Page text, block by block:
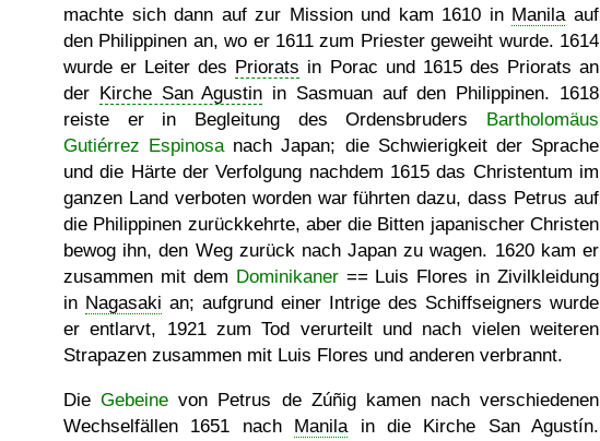
machte sich dann auf zur Mission und kam 1610 in Manilaauf
den Philippinen an, wo er 1611 zum Priester geweiht wurde. 1614
wurde er Leiter des Priorats in Porac und 1615 des Priorats an
der Kirche San Agustin in Sasmuan auf den Philippinen. 1618
reiste er in Begleitung des Ordensbruders Bartholomäus
Gutiérrez Espinosanach Japan; die Schwierigkeit der Sprache
und die Härte der Verfolgung nachdem 1615 das Christentum im
ganzen Land verboten worden war führten dazu, dass Petrus auf
die Philippinen zurückkehrte, aber die Bitten japanischer Christen
bewog ihn, den Weg zurück nach Japan zu wagen. 1620 kam er
zusammen mit dem Dominikaner== Luis Flores in Zivilkleidung
in Nagasaki an; aufgrund einer Intrige des Schiffseigners wurde
er entlarvt, 1921 zum Tod verurteilt und nach vielen weiteren
Strapazen zusammen mit Luis Flores und anderen verbrannt.
DieGebeine von Petrus de Zúñig kamen nach verschiedenen
Wechselfällen 1651 nach Manilain die Kirche San Agustín.